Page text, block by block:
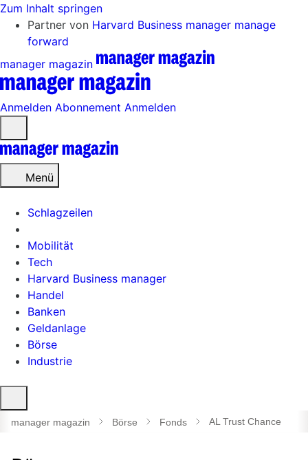
Zum Inhalt springen
Partner von Harvard Business manager manage
forward
manager magazin
Anmelden Abonnement Anmelden
öffnen
Menü
Schlagzeilen
Mobilität
Tech
Harvard Business manager
Handel
Banken
Geldanlage
Börse
Industrie
öffnen
manager magazin Börse Fonds AL Trust Chance